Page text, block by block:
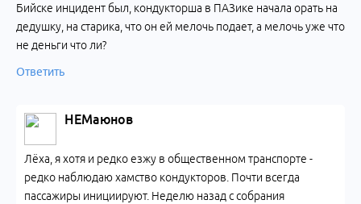
Бийске инцидент был, кондукторша в ПАЗике начала орать на
дедушку, на старика, что он ей мелочь подает, а мелочь уже что
не деньги что ли?
Ответить
НЕМаюнов
Лёха, я хотя и редко езжу в общественном транспорте -
редко наблюдаю хамство кондукторов. Почти всегда
пассажиры инициируют. Неделю назад с собрания